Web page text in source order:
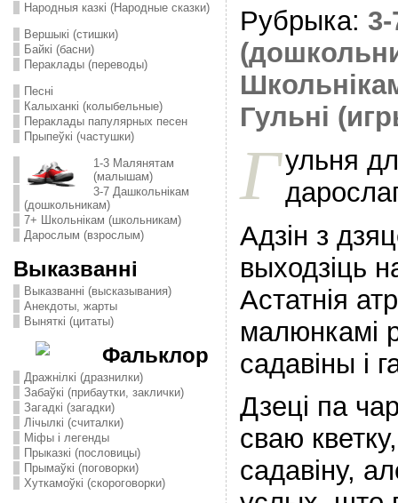
Народныя казкі (Народные сказки)
Вершыкі (стишки)
Байкі (басни)
Пераклады (переводы)
Песні
Калыханкі (колыбельные)
Пераклады папулярных песен
Прыпеўкі (частушки)
1-3 Малянятам
(малышам)
3-7 Дашкольнікам
(дошкольникам)
7+ Школьнікам (школьникам)
Дарослым (взрослым)
Выказванні
Выказванні (высказывания)
Анекдоты, жарты
Выняткі (цитаты)
Фальклор
Дражнілкі (дразнилки)
Забаўкі (прибаутки, заклички)
Загадкі (загадки)
Лічылкі (считалки)
Міфы і легенды
Прыказкі (пословицы)
Прымаўкі (поговорки)
Хуткамоўкі (скороговорки)
Рубрыка:
Гульні
Гульня
Адзін з
выходзіць
Астатнія
малюнкамі
садавіны і
Дзеці па
сваю
садавіну,